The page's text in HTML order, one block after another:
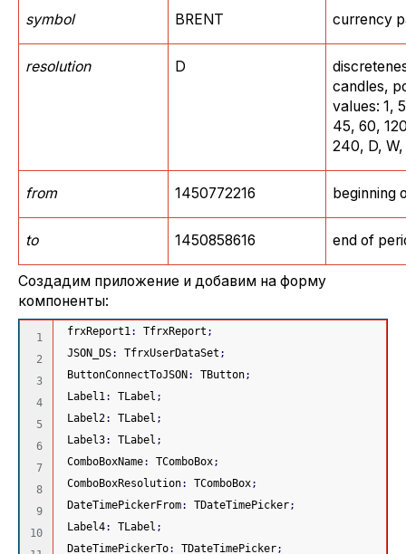
symbol BRENT currency
resolution D
candles,
values: 1,
45, 60,
240, D,
from 1450772216 beginning
to 1450858616 end of
Создадим приложение и добавим на форму
компоненты:
1
2
3
4
5
6
7
8
9
10
frxReport1: TfrxReport ;
JSON_DS: TfrxUserDataSet ;
ButtonConnectToJSON : TButton;
Label1: TLabel ;
Label2: TLabel ;
Label3: TLabel ;
ComboBoxName: TComboBox;
ComboBoxResolution: TComboBox;
DateTimePickerFrom: TDateTimePicker;
Label4: TLabel ;
DateTimePickerTo: TDateTimePicker;